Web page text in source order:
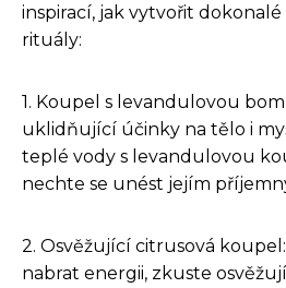
inspirací, jak vytvořit
rituály:
1. Koupel s levandulovou
uklidňující účinky na tělo i
teplé vody s levandulovou
nechte se unést jejím
2. Osvěžující citrusová
nabrat energii, zkuste